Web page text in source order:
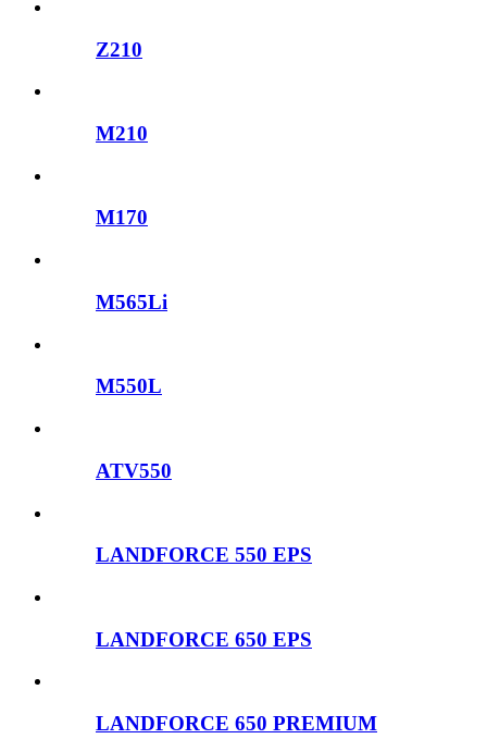
Z210
M210
M170
M565Li
M550L
ATV550
LANDFORCE 550 EPS
LANDFORCE 650 EPS
LANDFORCE 650 PREMIUM